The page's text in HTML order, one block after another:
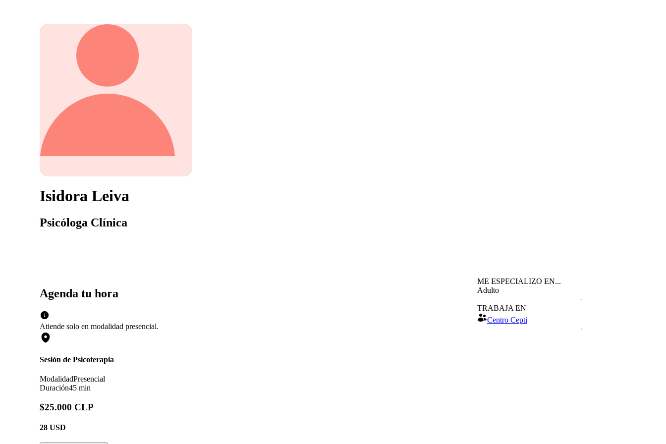
Isidora Leiva
Psicóloga Clínica
Agenda tu hora
Atiende solo en modalidad presencial.
Sesión de Psicoterapia
ModalidadPresencial
Duración45 min
$25.000 CLP
28 USD
ME ESPECIALIZO EN...
Adulto
TRABAJA EN
Centro Cepti